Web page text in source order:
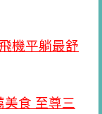
機平躺最舒
食 至尊三